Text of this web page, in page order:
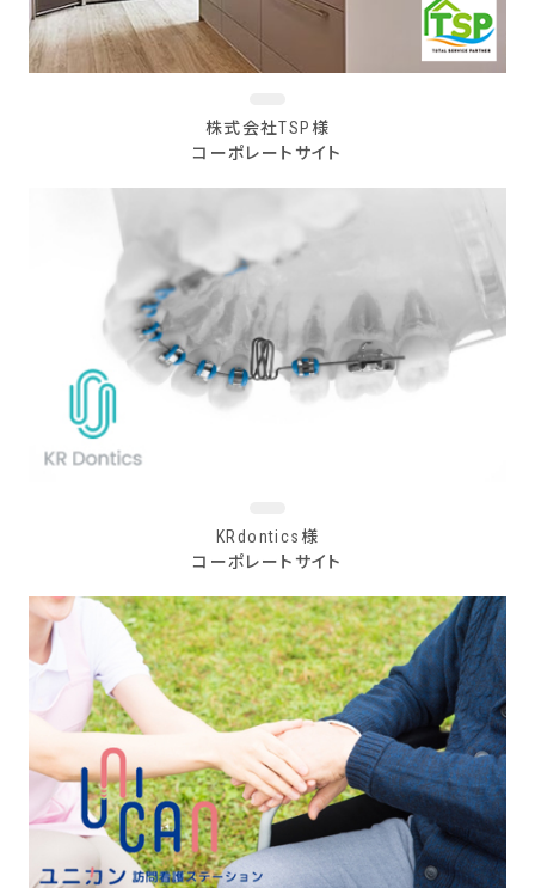
株式会社TSP様
コーポレートサイト
KRdontics様
コーポレートサイト